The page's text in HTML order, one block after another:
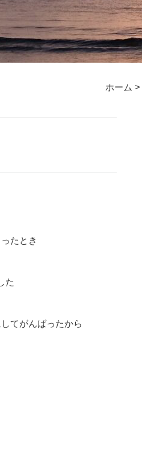
ホーム >
たとき
た
てがんばったから